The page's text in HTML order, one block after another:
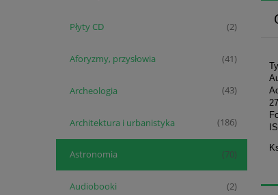
Płyty CD (2)
Aforyzmy, przysłowia (41)
Archeologia (43)
Architektura i urbanistyka (186)
Astronomia (70)
Audiobooki (2)